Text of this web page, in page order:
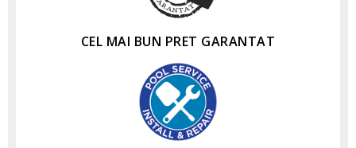
CEL MAI BUN PRET GARANTAT